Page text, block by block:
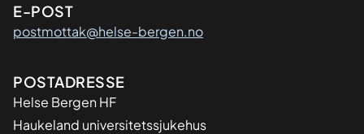
E-POST
postmottak@helse-bergen.no
Adresse
POSTADRESSE
Helse Bergen HF
Haukeland universitetssjukehus